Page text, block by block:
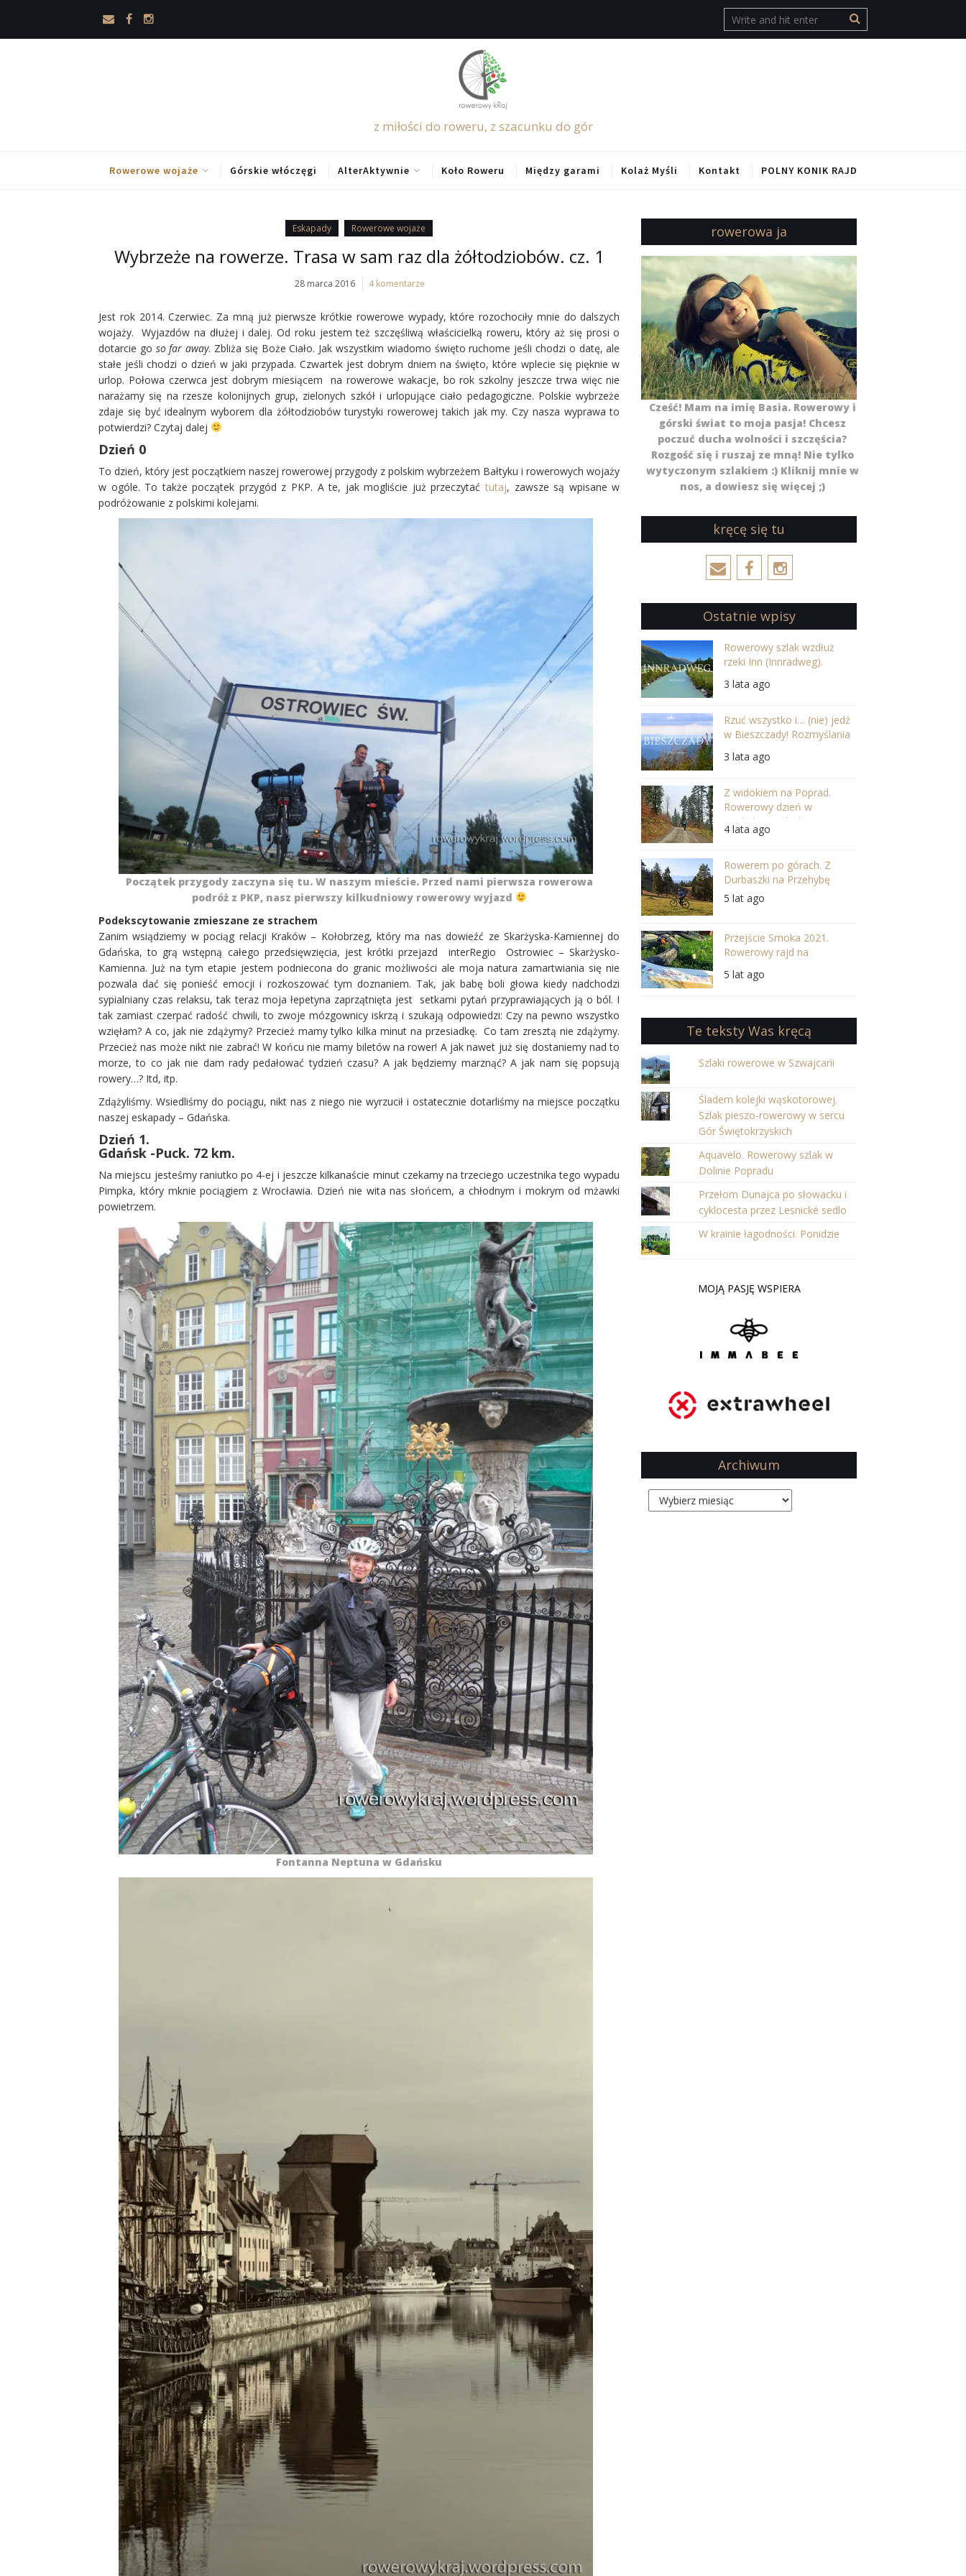
z miłości do roweru, z szacunku do gór
Rowerowe wojaże Górskie włóczęgi AlterAktywnie Koło Roweru Między garami Kolaż Myśli Kontakt POLNY KONIK RAJD
Eskapady Rowerowe wojaże
Wybrzeże na rowerze. Trasa w sam raz dla żółtodziobów. cz. 1
28 marca 2016 4 komentarze
Jest rok 2014. Czerwiec. Za mną już pierwsze krótkie rowerowe wypady, które rozochociły mnie do dalszych
wojaży. Wyjazdów na dłużej i dalej. Od roku jestem też szczęśliwą właścicielką roweru, który aż się prosi o
dotarcie go so far away. Zbliża się Boże Ciało. Jak wszystkim wiadomo święto ruchome jeśli chodzi o datę, ale
stałe jeśli chodzi o dzień w jaki przypada. Czwartek jest dobrym dniem na święto, które wplecie się pięknie w
urlop. Połowa czerwca jest dobrym miesiącem na rowerowe wakacje, bo rok szkolny jeszcze trwa więc nie
narażamy się na rzesze kolonijnych grup, zielonych szkół i urlopujące ciało pedagogiczne. Polskie wybrzeże
zdaje się być idealnym wyborem dla żółtodziobów turystyki rowerowej takich jak my. Czy nasza wyprawa to
potwierdzi? Czytaj dalej
Dzień 0
To dzień, który jest początkiem naszej rowerowej przygody z polskim wybrzeżem Bałtyku i rowerowych wojaży
w ogóle. To także początek przygód z PKP. A te, jak mogliście już przeczytaćtutaj, zawsze są wpisane w
podróżowanie z polskimi kolejami.
Początek przygody zaczyna się tu. W naszym mieście. Przed nami pierwsza rowerowa
podróż z PKP, nasz pierwszy kilkudniowy rowerowy wyjazd
Podekscytowanie zmieszane ze strachem
Zanim wsiądziemy w pociąg relacji Kraków – Kołobrzeg, który ma nas dowieźć ze Skarżyska-Kamiennej do
Gdańska, to grą wstępną całego przedsięwzięcia, jest krótki przejazd interRegio Ostrowiec – Skarżysko-
Kamienna. Już na tym etapie jestem podniecona do granic możliwości ale moja natura zamartwiania się nie
pozwala dać się ponieść emocji i rozkoszować tym doznaniem. Tak, jak babę boli głowa kiedy nadchodzi
sypialniany czas relaksu, tak teraz moja łepetyna zaprzątnięta jest setkami pytań przyprawiających ją o ból. I
tak zamiast czerpać radość chwili, to zwoje mózgownicy iskrzą i szukają odpowiedzi: Czy na pewno wszystko
wzięłam? A co, jak nie zdążymy? Przecież mamy tylko kilka minut na przesiadkę. Co tam zresztą nie zdążymy.
Przecież nas może nikt nie zabrać! W końcu nie mamy biletów na rower! A jak nawet już się dostaniemy nad to
morze, to co jak nie dam rady pedałować tydzień czasu? A jak będziemy marznąć? A jak nam się popsują
rowery…? Itd, itp.
Zdążyliśmy. Wsiedliśmy do pociągu, nikt nas z niego nie wyrzucił i ostatecznie dotarliśmy na miejsce początku
naszej eskapady – Gdańska.
Dzień 1.
Gdańsk -Puck. 72 km.
Na miejscu jesteśmy raniutko po 4-ej i jeszcze kilkanaście minut czekamy na trzeciego uczestnika tego wypadu
Pimpka, który mknie pociągiem z Wrocławia. Dzień nie wita nas słońcem, a chłodnym i mokrym od mżawki
powietrzem.
Fontanna Neptuna w Gdańsku
rowerowa ja
Cześć! Mam na imię Basia. Rowerowy i
górski świat to moja pasja! Chcesz
poczuć ducha wolności i szczęścia?
Rozgość się i ruszaj ze mną! Nie tylko
wytyczonym szlakiem :) Kliknij mnie w
nos, a dowiesz się więcej ;)
kręcę się tu
Ostatnie wpisy
Rowerowy szlak wzdłuż
rzeki Inn (Innradweg).
najpiękniejszej odsłonie
3 lata ago
Rzuć wszystko i… (nie) jedź
w Bieszczady! Rozmyślania
po wycieczce na Jasło
3 lata ago
Z widokiem na Poprad.
Rowerowy dzień w
Beskidzie Sądeckim.
4 lata ago
Rowerem po górach. Z
Durbaszki na Przehybę
5 lat ago
Przejście Smoka 2021.
Rowerowy rajd na
Iłżeckiej
5 lat ago
Te teksty Was kręcą
Szlaki rowerowe w Szwajcarii
Śladem kolejki wąskotorowej.
Szlak pieszo-rowerowy w sercu
Gór Świętokrzyskich
Aquavelo. Rowerowy szlak w
Dolinie Popradu
Przełom Dunajca po słowacku i
cyklocesta przez Lesnické sedlo
W krainie łagodności. Ponidzie
MOJĄ PASJĘ WSPIERA
Archiwum
Archiwum